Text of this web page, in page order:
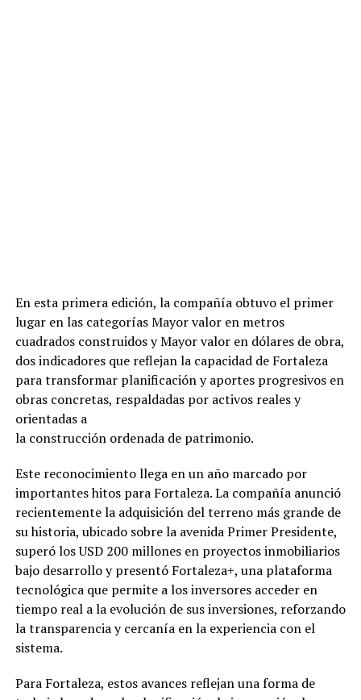
En esta primera edición, la compañía obtuvo el primer
lugar en las categorías Mayor valor en metros
cuadrados construidos y Mayor valor en dólares de obra,
dos indicadores que reflejan la capacidad de Fortaleza
para transformar planificación y aportes progresivos en
obras concretas, respaldadas por activos reales y
orientadas a
la construcción ordenada de patrimonio.
Este reconocimiento llega en un año marcado por
importantes hitos para Fortaleza. La compañía anunció
recientemente la adquisición del terreno más grande de
su historia, ubicado sobre la avenida Primer Presidente,
superó los USD 200 millones en proyectos inmobiliarios
bajo desarrollo y presentó Fortaleza+, una plataforma
tecnológica que permite a los inversores acceder en
tiempo real a la evolución de sus inversiones, reforzando
la transparencia y cercanía en la experiencia con el
sistema.
Para Fortaleza, estos avances reflejan una forma de